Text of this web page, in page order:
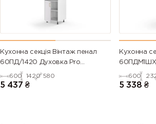
Кухонна секція Вінтаж пенал
60ПД/1420 Духовка Pro
Blum(Білий/Напівмат Білий
9003)
600 1420 580
5 437 ₴
Кухонна
Телескоп
600
5 338 ₴